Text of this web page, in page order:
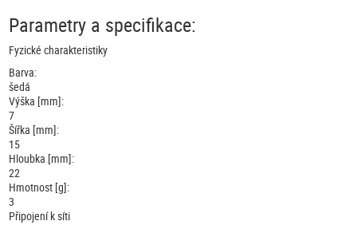
Parametry a specifikace:
Fyzické charakteristiky
Barva:
šedá
Výška [mm]:
7
Šířka [mm]:
15
Hloubka [mm]:
22
Hmotnost [g]:
3
Připojení k síti